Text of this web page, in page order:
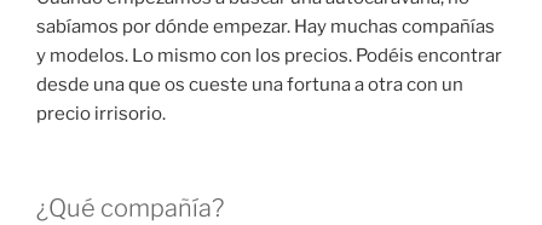
sabíamos por dónde empezar. Hay muchas compañías
y modelos. Lo mismo con los precios. Podéis encontrar
desde una que os cueste una fortuna a otra con un
precio irrisorio.
¿Qué compañía?